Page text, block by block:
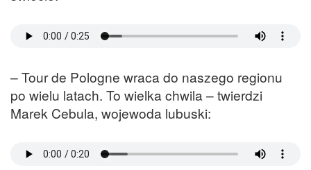
– Tour de Pologne wraca do naszego regionu
po wielu latach. To wielka chwila – twierdzi
Marek Cebula, wojewoda lubuski: